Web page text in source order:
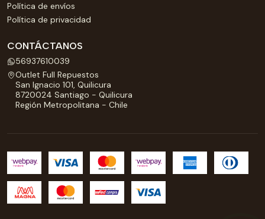
Política de envíos
Política de privacidad
CONTÁCTANOS
56937610039
Outlet Full Repuestos
San Ignacio 101, Quilicura
8720024 Santiago - Quilicura
Región Metropolitana - Chile